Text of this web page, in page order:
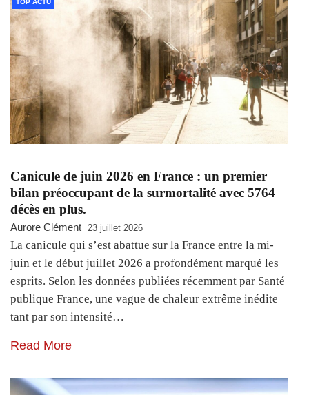
TOP ACTU
Canicule de juin 2026 en France : un premier
bilan préoccupant de la surmortalité avec 5764
décès en plus.
Aurore Clément 23 juillet 2026
La canicule qui s’est abattue sur la France entre la mi-
juin et le début juillet 2026 a profondément marqué les
esprits. Selon les données publiées récemment par Santé
publique France, une vague de chaleur extrême inédite
tant par son intensité…
Read More